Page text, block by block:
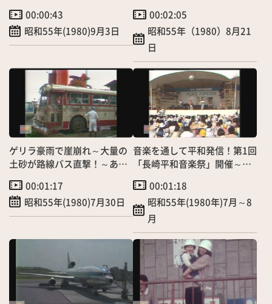
00:00:43
昭和55年(1980)9月3日
00:02:05
昭和55年（1980）8月21
日
ゲリラ豪雨で崖崩れ～大量の
土砂が路線バス直撃！～あわ
00:01:17
昭和55年(1980)7月30日
音楽を通して平和発信！第1回
「長崎平和音楽祭」開催～被
00:01:18
昭和55年(1980年)7月～8
月